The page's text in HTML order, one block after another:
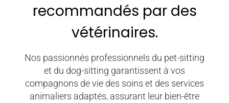
recommandés par des
vétérinaires.
Nos passionnés professionnels du pet-sitting
et du dog-sitting garantissent à vos
compagnons de vie des soins et des services
animaliers adaptés, assurant leur bien-être